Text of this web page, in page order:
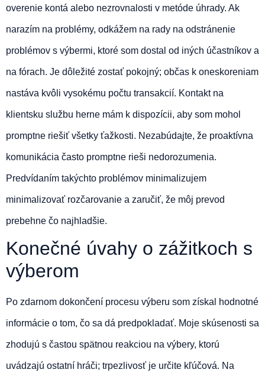
overenie kontá alebo nezrovnalosti v metóde úhrady. Ak
narazím na problémy, odkážem na rady na odstránenie
problémov s výbermi, ktoré som dostal od iných účastníkov a
na fórach. Je dôležité zostať pokojný; občas k oneskoreniam
nastáva kvôli vysokému počtu transakcií. Kontakt na
klientsku službu herne mám k dispozícii, aby som mohol
promptne riešiť všetky ťažkosti. Nezabúdajte, že proaktívna
komunikácia často promptne rieši nedorozumenia.
Predvídaním takýchto problémov minimalizujem
minimalizovať rozčarovanie a zaručiť, že môj prevod
prebehne čo najhladšie.
Konečné úvahy o zážitkoch s
výberom
Po zdarnom dokončení procesu výberu som získal hodnotné
informácie o tom, čo sa dá predpokladať. Moje skúsenosti sa
zhodujú s častou spätnou reakciou na výbery, ktorú
uvádzajú ostatní hráči; trpezlivosť je určite kľúčová. Na